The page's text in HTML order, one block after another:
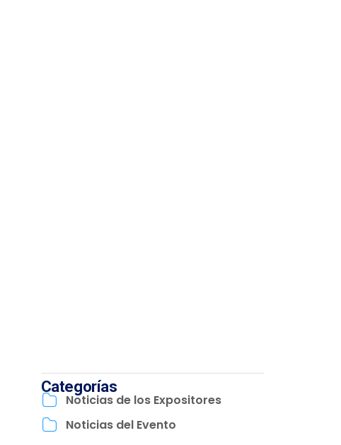
Categorías
Noticias de los Expositores
Noticias del Evento